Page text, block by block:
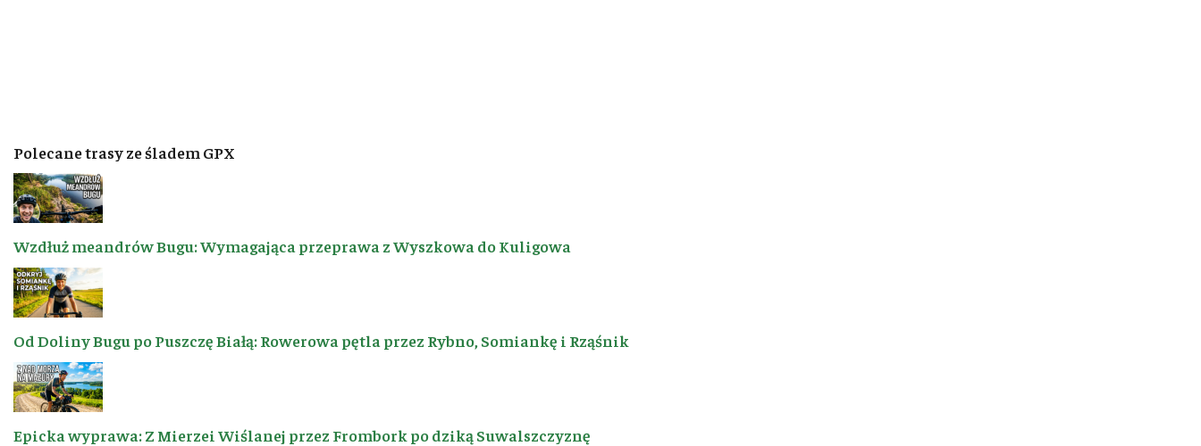
Polecane trasy ze śladem GPX
Wzdłuż meandrów Bugu: Wymagająca przeprawa z Wyszkowa do Kuligowa
Od Doliny Bugu po Puszczę Białą: Rowerowa pętla przez Rybno, Somiankę i Rząśnik
Epicka wyprawa: Z Mierzei Wiślanej przez Frombork po dziką Suwalszczyznę